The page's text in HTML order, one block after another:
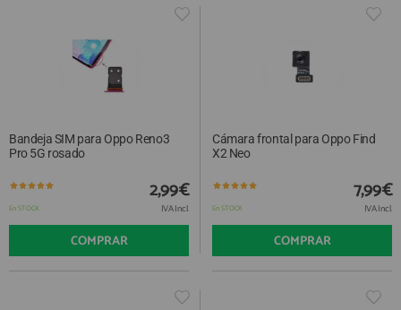
Bandeja SIM para Oppo Reno3
Pro 5G rosado
En STOCK
2,99€
IVA Incl.
COMPRAR
Cámara frontal para Oppo Find
X2 Neo
En STOCK
7,99€
IVA Incl.
COMPRAR